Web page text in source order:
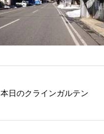
本日のクラインガルテン